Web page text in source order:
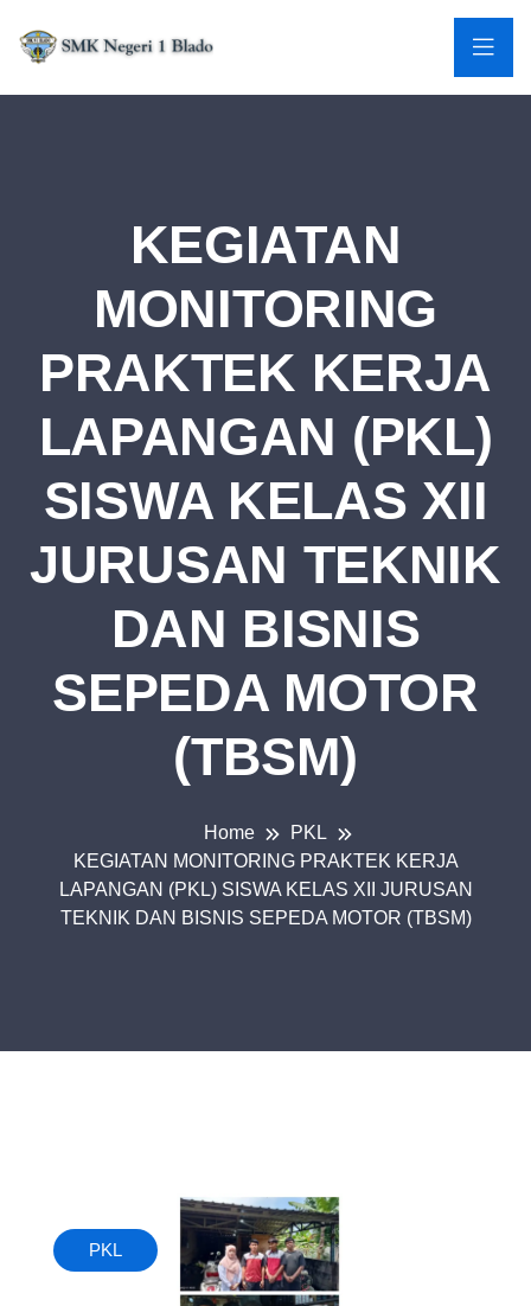
KEGIATAN
MONITORING
PRAKTEK KERJA
LAPANGAN (PKL)
SISWA KELAS XII
JURUSAN TEKNIK
DAN BISNIS
SEPEDA MOTOR
(TBSM)
Home
PKL
KEGIATAN MONITORING PRAKTEK KERJA
LAPANGAN (PKL) SISWA KELAS XII JURUSAN
TEKNIK DAN BISNIS SEPEDA MOTOR (TBSM)
PKL